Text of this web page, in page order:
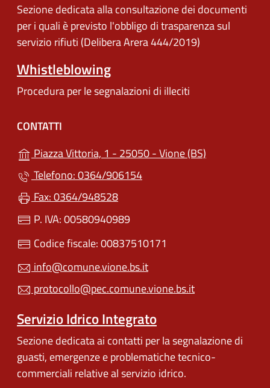
Sezione dedicata alla consultazione dei documenti
per i quali è previsto l'obbligo di trasparenza sul
servizio rifiuti (Delibera Arera 444/2019)
Whistleblowing
Procedura per le segnalazioni di illeciti
CONTATTI
Piazza Vittoria, 1 - 25050 - Vione (BS)
Telefono: 0364/906154
Fax: 0364/948528
P. IVA: 00580940989
Codice fiscale: 00837510171
info@comune.vione.bs.it
protocollo@pec.comune.vione.bs.it
Servizio Idrico Integrato
Sezione dedicata ai contatti per la segnalazione di
guasti, emergenze e problematiche tecnico-
commerciali relative al servizio idrico.